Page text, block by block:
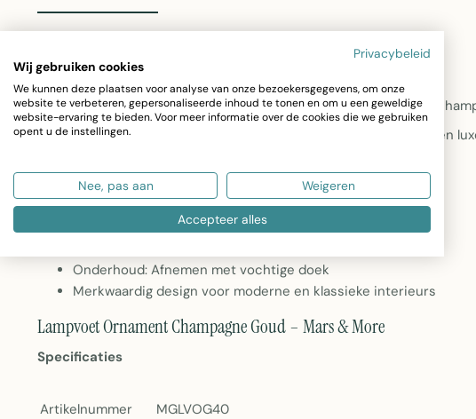
Lampvoet Ornament Champagne Goud
Breng elegantie in uw interieur met deze sfeervolle lampvoet in
ornament vormt de perfecte basis voor uw tafellamp en voegt een
Afmeting: 12x12x40 cm
Kleur: Champagne goud
Materiaal: Aluminium
Onderhoud: Afnemen met vochtige doek
Merkwaardig design voor moderne en klassieke interieurs
Lampvoet Ornament Champagne Goud – Mars & More
Specificaties
Artikelnummer
MGLVOG40
Privacybeleid
Wij gebruiken cookies
We kunnen deze plaatsen voor analyse van onze bezoekersgegevens, om onze
website te verbeteren, gepersonaliseerde inhoud te tonen en om u een geweldige
website-ervaring te bieden. Voor meer informatie over de cookies die we gebruiken
opent u de instellingen.
Nee, pas aan Weigeren
Accepteer alles